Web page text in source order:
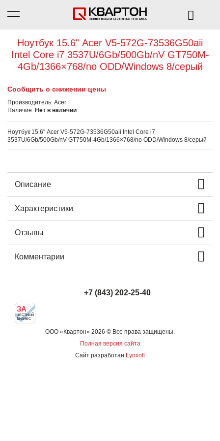
Ноутбук 15.6" Acer V5-572G-73536G50aii
Intel Core i7 3537U/6Gb/500Gb/nV GT750M-
4Gb/1366×768/no ODD/Windows 8/серый
Сообщить о снижении цены
Производитель: Acer
Наличие: Нет в наличии
Ноутбук 15.6" Acer V5-572G-73536G50aii Intel Core i7
3537U/6Gb/500Gb/nV GT750M-4Gb/1366×768/no ODD/Windows 8/серый
Описание
Характеристики
Отзывы
Комментарии
+7 (843) 202-25-40
ЗА
ЧЕСТНЫЙ
БИЗНЕС
ООО «Квартон» 2026 © Все права защищены.
Полная версия сайта
Сайт разработан Lynxoft